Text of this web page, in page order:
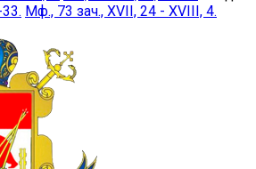
Мф., 73 зач., XVII, 24 - XVIII, 4.